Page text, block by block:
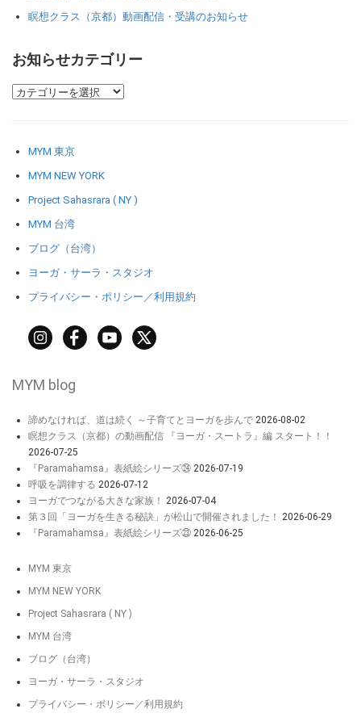
瞑想クラス（京都）動画配信・受講のお知らせ
お知らせカテゴリー
MYM 東京
MYM NEW YORK
Project Sahasrara ( NY )
MYM 台湾
ブログ（台湾）
ヨーガ・サーラ・スタジオ
プライバシー・ポリシー／利用規約
MYM blog
諦めなければ、道は続く ～子育てとヨーガを歩んで 2026-08-02
瞑想クラス（京都）の動画配信 『ヨーガ・スートラ』編 スタート！！
2026-07-25
『Paramahamsa』表紙絵シリーズ㉔ 2026-07-19
呼吸を調律する 2026-07-12
ヨーガでつながる大きな家族！
2026-07-04
第３回「ヨーガを生きる秘訣」が松山で開催されました！
2026-06-29
『Paramahamsa』表紙絵シリーズ㉓ 2026-06-25
MYM 東京
MYM NEW YORK
Project Sahasrara ( NY )
MYM 台湾
ブログ（台湾）
ヨーガ・サーラ・スタジオ
プライバシー・ポリシー／利用規約